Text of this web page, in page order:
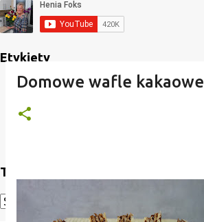
Etykiety
Translate
Powered by Translate
Domowe wafle kakaowe